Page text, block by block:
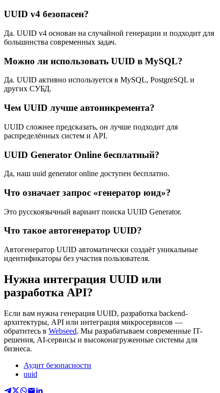
UUID v4 безопасен?
Да. UUID v4 основан на случайной генерации и подходит для
большинства современных задач.
Можно ли использовать UUID в MySQL?
Да. UUID активно используется в MySQL, PostgreSQL и
других СУБД.
Чем UUID лучше автоинкремента?
UUID сложнее предсказать, он лучше подходит для
распределённых систем и API.
UUID Generator Online бесплатный?
Да, наш uuid generator online доступен бесплатно.
Что означает запрос «генератор юид»?
Это русскоязычный вариант поиска UUID Generator.
Что такое автогенератор UUID?
Автогенератор UUID автоматически создаёт уникальные
идентификаторы без участия пользователя.
Нужна интеграция UUID или
разработка API?
Если вам нужна генерация UUID, разработка backend-
архитектуры, API или интеграция микросервисов —
обратитесь в Webseed. Мы разрабатываем современные IT-
решения, AI-сервисы и высоконагруженные системы для
бизнеса.
Аудит безопасности
uuid